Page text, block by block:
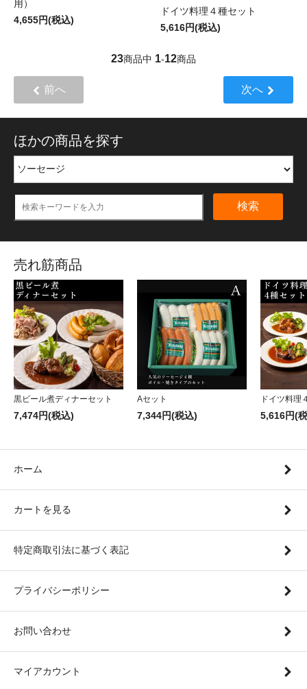
用）
4,655円(税込)
ドイツ料理４種セット
5,616円(税込)
23商品中 1-12商品
前へ 次へ
ほかの商品を探す
検索
売れ筋商品
黒ビール煮ディナーセット
7,474円(税込)
Aセット
7,344円(税込)
ドイツ料理
5,616円(
ホーム
カートを見る
特定商取引法に基づく表記
プライバシーポリシー
お問い合わせ
マイアカウント